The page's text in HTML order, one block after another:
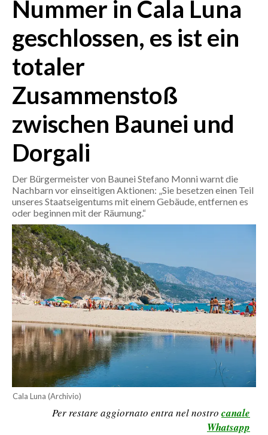
ITALIA
MONDO
POLITICA
ECONOMIA
SERVIZI ALLE IMPRESE
BANDI
SPORT IN SARDEGNA
SPORT
RISULTATI E CLASSIFICHE
CALCIO
CALCIO REGIONALE
BASKET
VOLLEY
MOTORI
ALTRI SPORT
Nummer in Cala Luna
geschlossen, es ist ein
totaler
Zusammenstoß
zwischen Baunei und
Dorgali
Der Bürgermeister von Baunei Stefano Monni warnt die
Nachbarn vor einseitigen Aktionen: „Sie besetzen einen Teil
unseres Staatseigentums mit einem Gebäude, entfernen es
oder beginnen mit der Räumung.“
Cala Luna (Archivio)
Per restare aggiornato entra nel nostro canale
Whatsapp